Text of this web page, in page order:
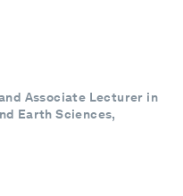
Associate Lecturer in
Earth Sciences,